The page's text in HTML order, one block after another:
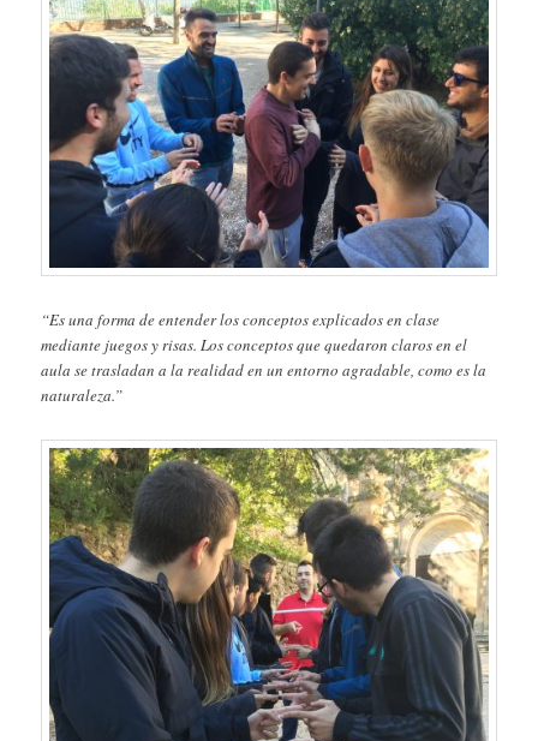
“Es una forma de entender los conceptos explicados en clase
mediante juegos y risas. Los conceptos que quedaron claros en el
aula se trasladan a la realidad en un entorno agradable, como es la
naturaleza.”